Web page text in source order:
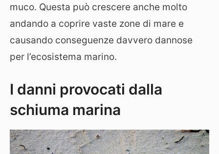
muco. Questa può crescere anche molto
andando a coprire vaste zone di mare e
causando conseguenze davvero dannose
per l’ecosistema marino.
I danni provocati dalla
schiuma marina